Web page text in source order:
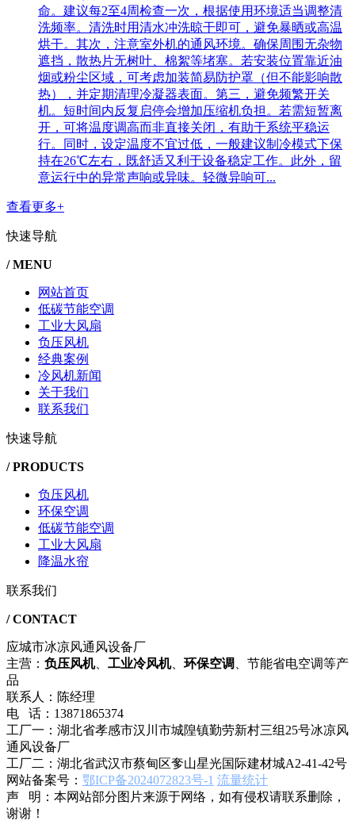
命。建议每2至4周检查一次，根据使用环境适当调整清
洗频率。清洗时用清水冲洗晾干即可，避免暴晒或高温
烘干。其次，注意室外机的通风环境。确保周围无杂物
遮挡，散热片无树叶、棉絮等堵塞。若安装位置靠近油
烟或粉尘区域，可考虑加装简易防护罩（但不能影响散
热），并定期清理冷凝器表面。第三，避免频繁开关
机。短时间内反复启停会增加压缩机负担。若需短暂离
开，可将温度调高而非直接关闭，有助于系统平稳运
行。同时，设定温度不宜过低，一般建议制冷模式下保
持在26℃左右，既舒适又利于设备稳定工作。此外，留
意运行中的异常声响或异味。轻微异响可...
查看更多+
快速导航
/ MENU
网站首页
低碳节能空调
工业大风扇
负压风机
经典案例
冷风机新闻
关于我们
联系我们
快速导航
/ PRODUCTS
负压风机
环保空调
低碳节能空调
工业大风扇
降温水帘
联系我们
/ CONTACT
应城市冰凉风通风设备厂
主营： 负压风机、 工业冷风机、 环保空调
、节能省电空调等产
品
联系人：陈经理
电 话：13871865374
工厂一：湖北省孝感市汉川市城隍镇勤劳新村三组25号冰凉风
通风设备厂
工厂二：湖北省武汉市蔡甸区奓山星光国际建材城A2-41-42号
网站备案号： 鄂ICP备2024072823号-1 流量统计
声 明：本网站部分图片来源于网络，如有侵权请联系删除，
谢谢！